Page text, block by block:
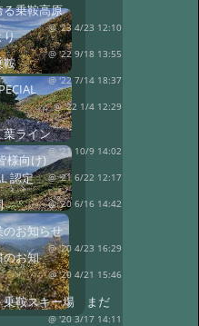
る乗鞍高原
@ '23 4/23 12:10
り
@ '22 9/18 13:55
鞍
@ '22 7/14 18:37
@ '22 1/4 12:29
葉ライン
@ '21 10/9 14:02
様向け)
認定
@ '21 6/22 12:17
@ '20 6/16 14:42
のお知らせ
@ '20 4/23 16:29
のお知
@ '20 4/21 15:46
乗鞍スキー場 まだ
@ '20 3/17 14:11